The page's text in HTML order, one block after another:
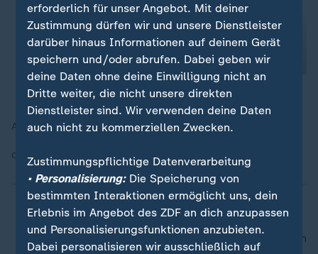
Ausmalbild mit Flux
Quelle: Flux / David Metzmacher
nach oben
erforderlich für unser Angebot. Mit deiner
Zustimmung dürfen wir und unsere Dienstleister
darüber hinaus Informationen auf deinem Gerät
speichern und/oder abrufen. Dabei geben wir
deine Daten ohne deine Einwilligung nicht an
Dritte weiter, die nicht unsere direkten
Dienstleister sind. Wir verwenden deine Daten
auch nicht zu kommerziellen Zwecken.
Zustimmungspflichtige Datenverarbeitung
• Personalisierung:Die Speicherung von
bestimmten Interaktionen ermöglicht uns, dein
Erlebnis im Angebot des ZDF an dich anzupassen
und Personalisierungsfunktionen anzubieten.
Dabei personalisieren wir ausschließlich auf